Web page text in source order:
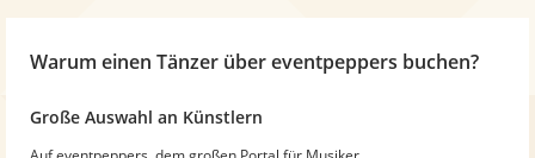
Warum einen Tänzer über eventpeppers buchen?
Große Auswahl an Künstlern